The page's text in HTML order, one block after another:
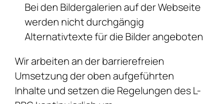
Bei den Bildergalerien auf der Webseite
werden nicht durchgängig
Alternativtexte für die Bilder angeboten
Wir arbeiten an der barrierefreien
Umsetzung der oben aufgeführten
Inhalte und setzen die Regelungen des L-